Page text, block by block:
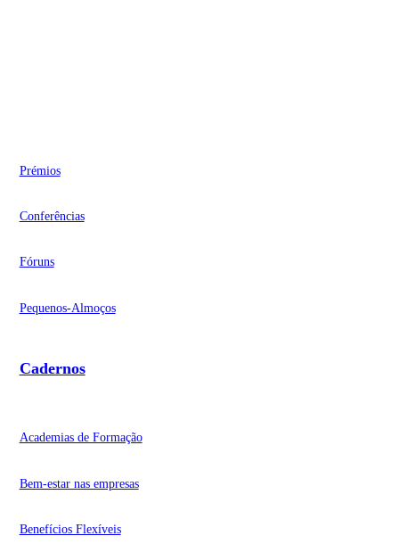
Prémios
Conferências
Fóruns
Pequenos-Almoços
Cadernos
Academias de Formação
Bem-estar nas empresas
Benefícios Flexíveis